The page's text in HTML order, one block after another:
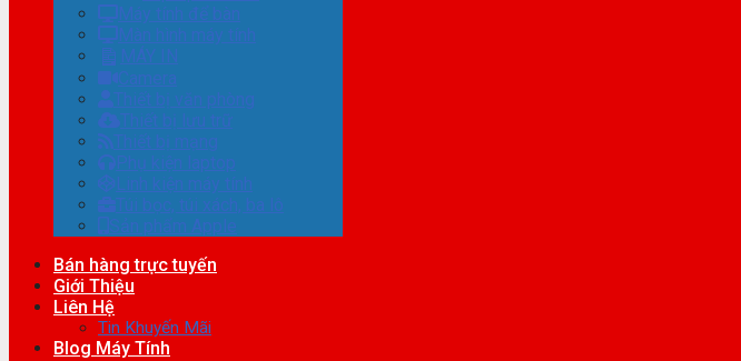
Bán hàng trực tuyến
Giới Thiệu
Liên Hệ
Tin Khuyến Mãi
Blog Máy Tính